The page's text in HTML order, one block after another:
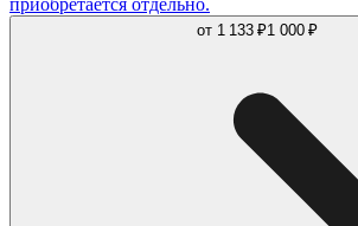
от 1 133 ₽1 000 ₽